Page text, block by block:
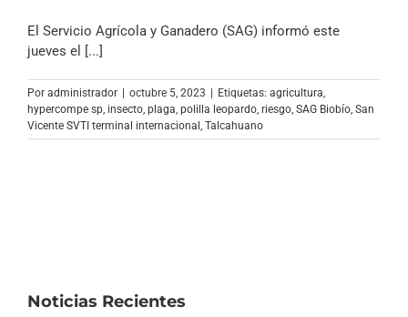
El Servicio Agrícola y Ganadero (SAG) informó este
jueves el [...]
Por administrador | octubre 5, 2023 | Etiquetas: agricultura
hypercompe sp insecto plaga polilla leopardo riesgo SAG Biobío San
Vicente SVTI terminal internacional Talcahuano
Noticias Recientes